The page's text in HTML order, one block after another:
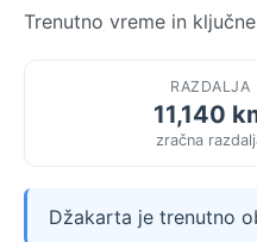
Trenutno vreme in
RAZDALJA
11,140
zračna
Džakarta je trenutno